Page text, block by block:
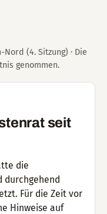
(4. Sitzung) · Die
genommen.
seit
die
durchgehend
Für die Zeit vor
Hinweise auf